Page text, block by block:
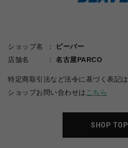
ショップ名
ビーバー
店舗名
名古屋PARCO
特定商取引法など法令に基づく表記は
ショップお問い合わせは こちら
SHOP TOP